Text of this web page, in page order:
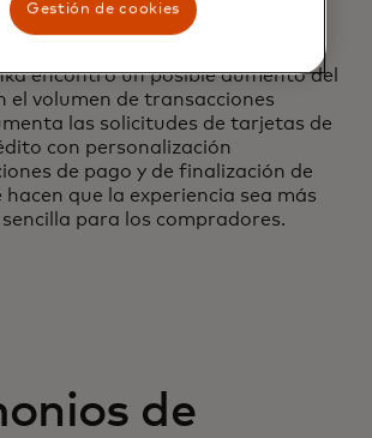
camino hacia remesas
y asequibles
aumentó las activaciones de
encontró un posible aumento del
el volumen de transacciones
las solicitudes de tarjetas de
con personalización
de pago y de finalización de
hacen que la experiencia sea más
para los compradores.
de
Gestión de cookies